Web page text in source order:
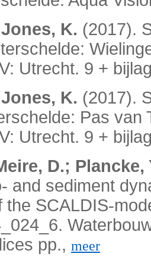
K. (2017).
Utrecht. 9 +
K. (2017).
Pas van
Utrecht. 9 +
D.; Plancke,
‐ and sediment
the SCALDIS‐
pp., meer